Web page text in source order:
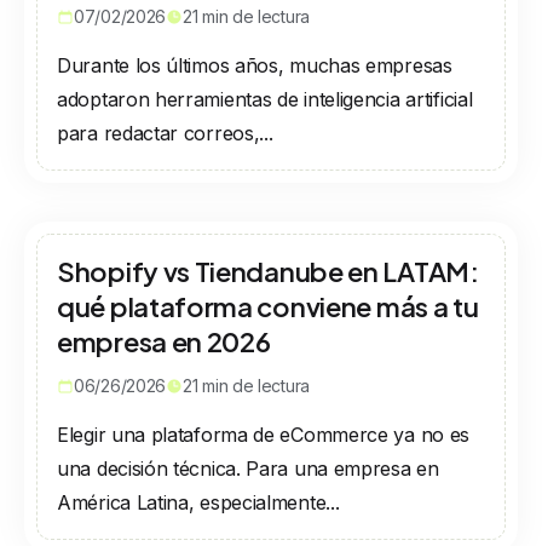
07/02/2026 21 min de lectura
Durante los últimos años, muchas empresas
adoptaron herramientas de inteligencia artificial
para redactar correos,...
Shopify vs Tiendanube en LATAM:
qué plataforma conviene más a tu
empresa en 2026
06/26/2026 21 min de lectura
Elegir una plataforma de eCommerce ya no es
una decisión técnica. Para una empresa en
América Latina, especialmente...